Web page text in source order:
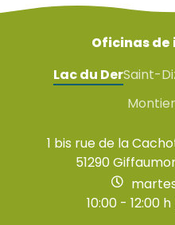
Oficinas
Lac du DerSaint-
1 bis rue de la
51290
10:00 - 12:00